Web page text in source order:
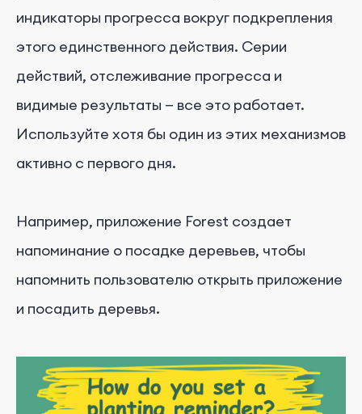
индикаторы прогресса вокруг подкрепления
этого единственного действия. Серии
действий, отслеживание прогресса и
видимые результаты — все это работает.
Используйте хотя бы один из этих механизмов
активно с первого дня.
Например, приложение Forest создает
напоминание о посадке деревьев, чтобы
напомнить пользователю открыть приложение
и посадить деревья.